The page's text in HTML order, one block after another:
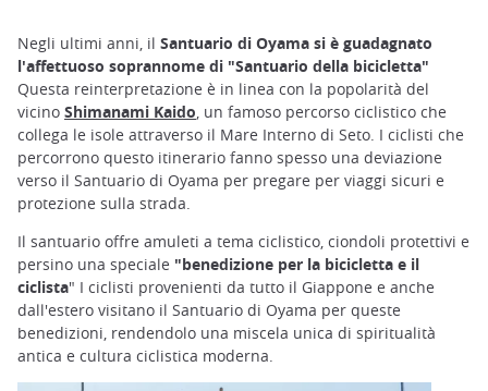
Negli ultimi anni, il Santuario di Oyama si è guadagnato
l'affettuoso soprannome di "Santuario della bicicletta"
Questa reinterpretazione è in linea con la popolarità del
vicino Shimanami Kaido, un famoso percorso ciclistico che
collega le isole attraverso il Mare Interno di Seto. I ciclisti che
percorrono questo itinerario fanno spesso una deviazione
verso il Santuario di Oyama per pregare per viaggi sicuri e
protezione sulla strada.
Il santuario offre amuleti a tema ciclistico, ciondoli protettivi e
persino una speciale "benedizione per la bicicletta e il
ciclista" I ciclisti provenienti da tutto il Giappone e anche
dall'estero visitano il Santuario di Oyama per queste
benedizioni, rendendolo una miscela unica di spiritualità
antica e cultura ciclistica moderna.